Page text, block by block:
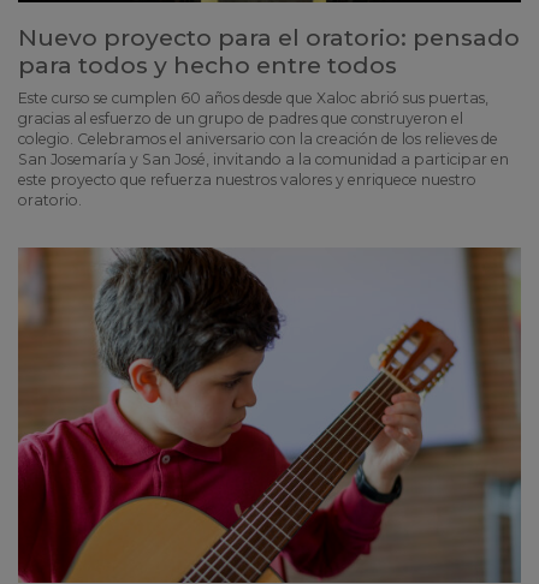
Nuevo proyecto para el oratorio: pensado
para todos y hecho entre todos
Este curso se cumplen 60 años desde que Xaloc abrió sus puertas,
gracias al esfuerzo de un grupo de padres que construyeron el
colegio. Celebramos el aniversario con la creación de los relieves de
San Josemaría y San José, invitando a la comunidad a participar en
este proyecto que refuerza nuestros valores y enriquece nuestro
oratorio.